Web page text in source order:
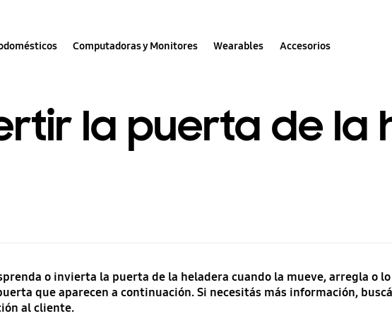
Computadoras y Monitores Wearables Accesorios
la puerta de la
o invierta la puerta de la heladera cuando la mueve, arregla o
que aparecen a continuación. Si necesitás más información,
al cliente.